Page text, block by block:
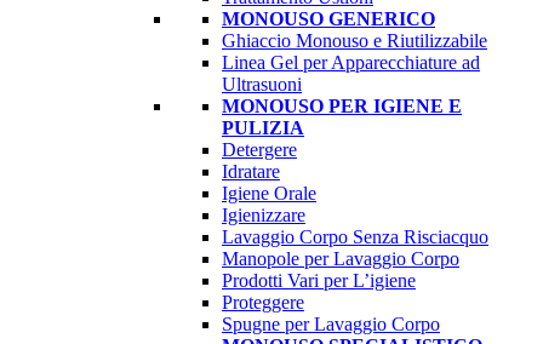
MONOUSO GENERICO
Ghiaccio Monouso e Riutilizzabile
Linea Gel per Apparecchiature ad
Ultrasuoni
MONOUSO PER IGIENE E
PULIZIA
Detergere
Idratare
Igiene Orale
Igienizzare
Lavaggio Corpo Senza Risciacquo
Manopole per Lavaggio Corpo
Prodotti Vari per L’igiene
Proteggere
Spugne per Lavaggio Corpo